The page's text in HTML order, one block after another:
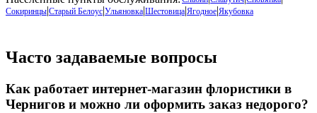
Сокиринцы|Старый Белоус|Ульяновка|Шестовица|Ягодное|Якубовка
Часто задаваемые вопросы
Как работает интернет-магазин флористики в
Чернигов и можно ли оформить заказ недорого?